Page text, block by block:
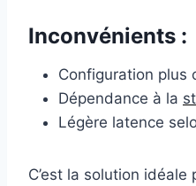
Inconvénients :
Configuration plus
Dépendance à la
Légère latence
C’est la solution idéale